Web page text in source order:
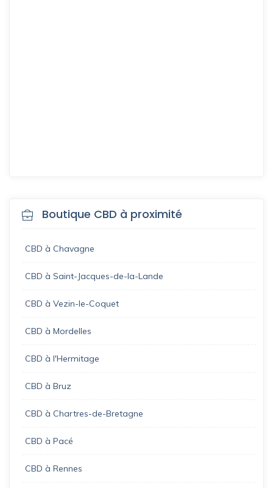
Boutique CBD à proximité
CBD à Chavagne
CBD à Saint-Jacques-de-la-Lande
CBD à Vezin-le-Coquet
CBD à Mordelles
CBD à l'Hermitage
CBD à Bruz
CBD à Chartres-de-Bretagne
CBD à Pacé
CBD à Rennes